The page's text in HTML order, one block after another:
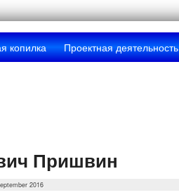
копилка Проектная деятельность
Пришвин
2016